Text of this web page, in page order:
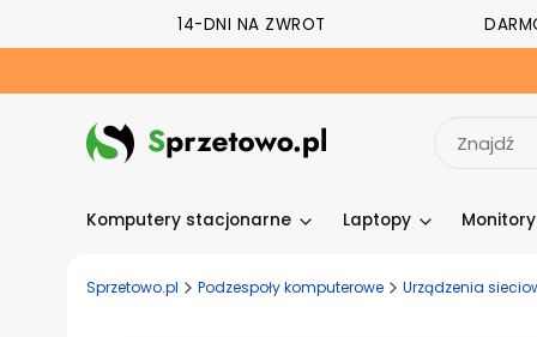
14-DNI NA ZWROT
Komputery stacjonarne Laptopy
Sprzetowo.pl Podzespoły komputerowe Urządzenia